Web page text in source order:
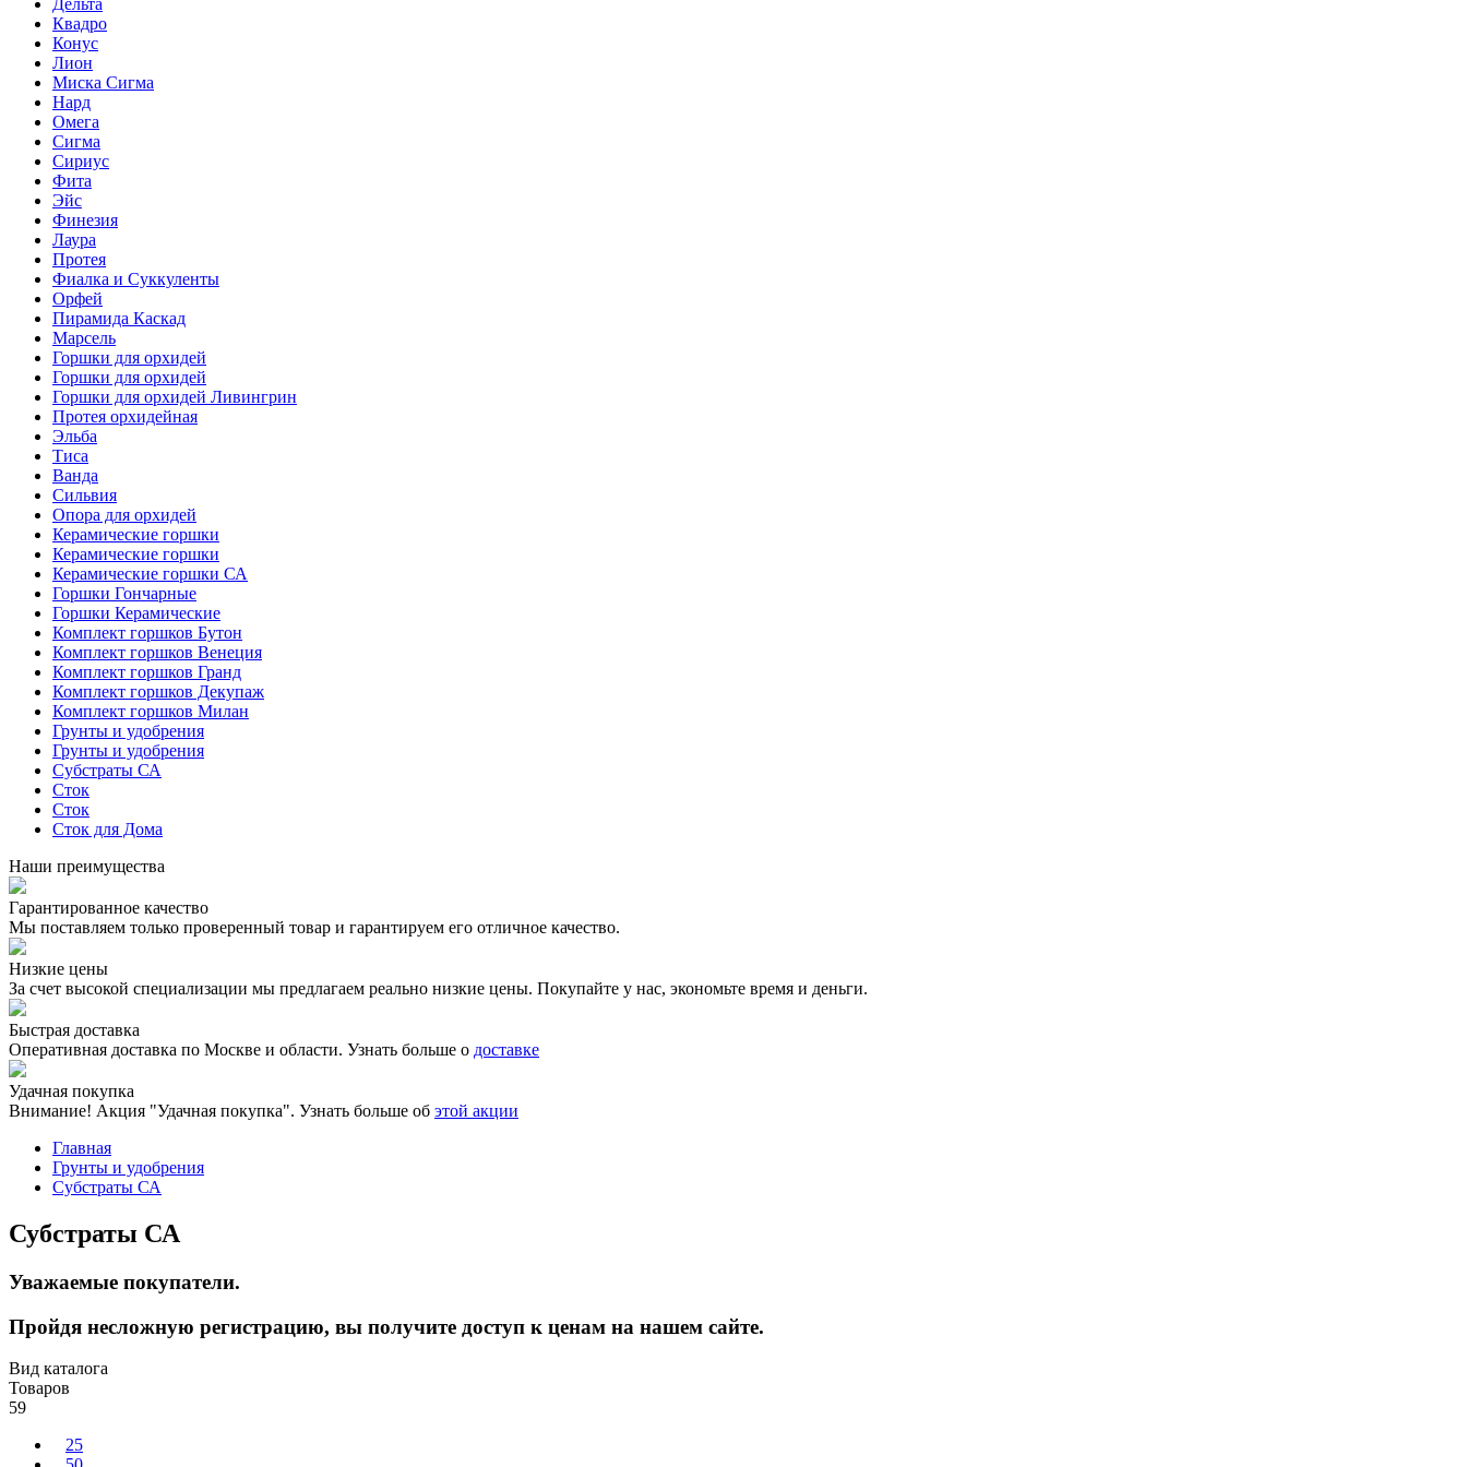
Дельта
Квадро
Конус
Лион
Миска Сигма
Нард
Омега
Сигма
Сириус
Фита
Эйс
Финезия
Лаура
Протея
Фиалка и Суккуленты
Орфей
Пирамида Каскад
Марсель
Горшки для орхидей
Горшки для орхидей
Горшки для орхидей Ливингрин
Протея орхидейная
Эльба
Тиса
Ванда
Сильвия
Опора для орхидей
Керамические горшки
Керамические горшки
Керамические горшки СА
Горшки Гончарные
Горшки Керамические
Комплект горшков Бутон
Комплект горшков Венеция
Комплект горшков Гранд
Комплект горшков Декупаж
Комплект горшков Милан
Грунты и удобрения
Грунты и удобрения
Субстраты СА
Сток
Сток
Сток для Дома
Наши преимущества
Гарантированное качество
Мы поставляем только проверенный товар и гарантируем его отличное качество.
Низкие цены
За счет высокой специализации мы предлагаем реально низкие цены. Покупайте у нас, экономьте время и деньги.
Быстрая доставка
Оперативная доставка по Москве и области. Узнать больше о доставке
Удачная покупка
Внимание! Акция "Удачная покупка". Узнать больше об этой акции
Главная
Грунты и удобрения
Субстраты СА
Субстраты СА
Уважаемые покупатели.
Пройдя несложную регистрацию, вы получите доступ к ценам на нашем сайте.
Вид каталога
Товаров
59
25